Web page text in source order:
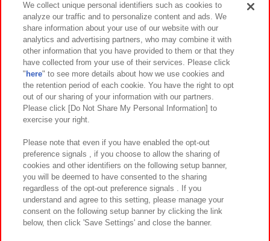
イベント・キャンペーン
関連会社 サステナビリティ サイトポリシー
プライバシーポリシー ウェブアクセシビリティ方針と検証結果
お取引先さまとともに
カスタマーハラスメント対応方針 よくあるご質問・お問い合わせ
©Bandai Namco Amusement Inc.
We collect unique personal identifiers such as cookies to
analyze our traffic and to personalize content and ads. We
share information about your use of our website with our
analytics and advertising partners, who may combine it with
other information that you have provided to them or that they
have collected from your use of their services. Please click
" here" to see more details about how we use cookies and
the retention period of each cookie. You have the right to opt
out of our sharing of your information with our partners.
Please click [Do Not Share My Personal Information] to
exercise your right.
Please note that even if you have enabled the opt-out
preference signals , if you choose to allow the sharing of
cookies and other identifiers on the following setup banner,
you will be deemed to have consented to the sharing
regardless of the opt-out preference signals . If you
understand and agree to this setting, please manage your
consent on the following setup banner by clicking the link
below, then click 'Save Settings' and close the banner.